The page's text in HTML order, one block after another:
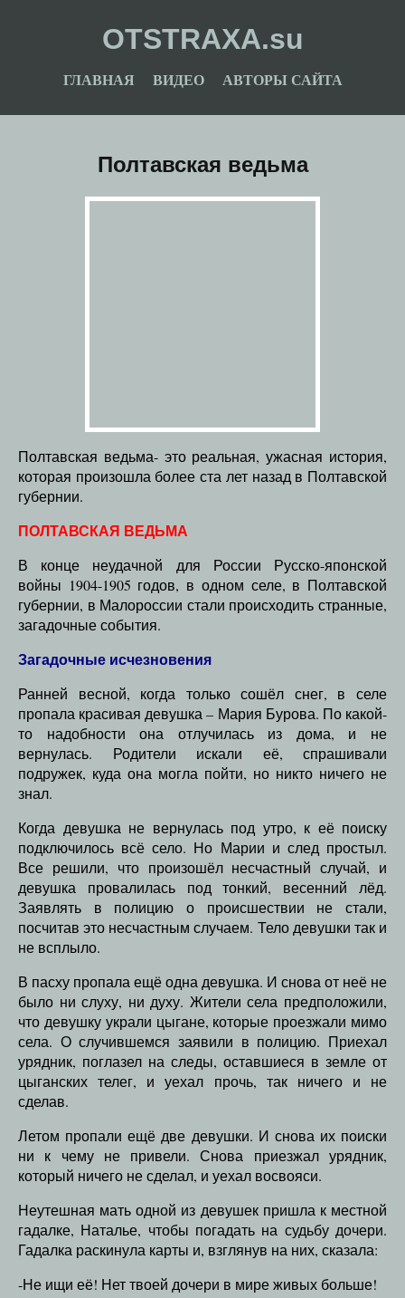
OTSTRAXA.su
ГЛАВНАЯ ВИДЕО АВТОРЫ САЙТА
Полтавская ведьма
Полтавская ведьма- это реальная, ужасная история,
которая произошла более ста лет назад в Полтавской
губернии.
ПОЛТАВСКАЯ ВЕДЬМА
В конце неудачной для России Русско-японской
войны 1904-1905 годов, в одном селе, в Полтавской
губернии, в Малороссии стали происходить странные,
загадочные события.
Загадочные исчезновения
Ранней весной, когда только сошёл снег, в селе
пропала красивая девушка – Мария Бурова. По какой-
то надобности она отлучилась из дома, и не
вернулась. Родители искали её, спрашивали
подружек, куда она могла пойти, но никто ничего не
знал.
Когда девушка не вернулась под утро, к её поиску
подключилось всё село. Но Марии и след простыл.
Все решили, что произошёл несчастный случай, и
девушка провалилась под тонкий, весенний лёд.
Заявлять в полицию о происшествии не стали,
посчитав это несчастным случаем. Тело девушки так и
не всплыло.
В пасху пропала ещё одна девушка. И снова от неё не
было ни слуху, ни духу. Жители села предположили,
что девушку украли цыгане, которые проезжали мимо
села. О случившемся заявили в полицию. Приехал
урядник, поглазел на следы, оставшиеся в земле от
цыганских телег, и уехал прочь, так ничего и не
сделав.
Летом пропали ещё две девушки. И снова их поиски
ни к чему не привели. Снова приезжал урядник,
который ничего не сделал, и уехал восвояси.
Неутешная мать одной из девушек пришла к местной
гадалке, Наталье, чтобы погадать на судьбу дочери.
Гадалка раскинула карты и, взглянув на них, сказала:
-Не ищи её! Нет твоей дочери в мире живых больше!